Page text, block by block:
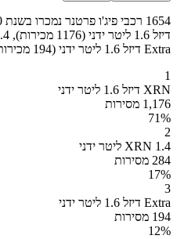
Extra דיזל 1.6 ליטר ידני (194 מכירות).
1
XRN דיזל 1.6 ליטר ידני
1,176 מסירות
71%
2
XRN 1.4 ליטר ידני
284 מסירות
17%
3
Extra דיזל 1.6 ליטר ידני
194 מסירות
12%